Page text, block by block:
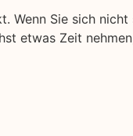
Wenn Sie sich
etwas Zeit